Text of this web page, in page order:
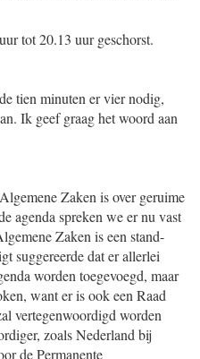
tot 20.13 uur geschorst.
tien minuten er vier nodig,
Ik geef graag het woord aan
Zaken is over geruime
agenda spreken we er nu vast
Zaken is een stand-
suggereerde dat er allerlei
worden toegevoegd, maar
want er is ook een Raad
vertegenwoordigd worden
zoals Nederland bij
de Permanente